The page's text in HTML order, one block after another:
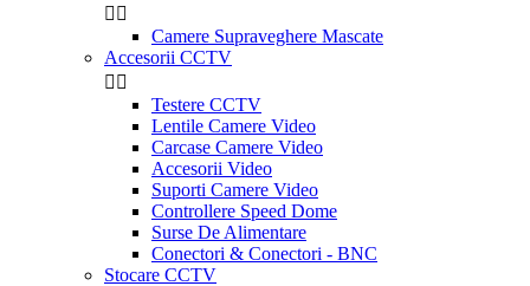
 
Camere Supraveghere Mascate
Accesorii CCTV
 
Testere CCTV
Lentile Camere Video
Carcase Camere Video
Accesorii Video
Suporti Camere Video
Controllere Speed Dome
Surse De Alimentare
Conectori & Conectori - BNC
Stocare CCTV